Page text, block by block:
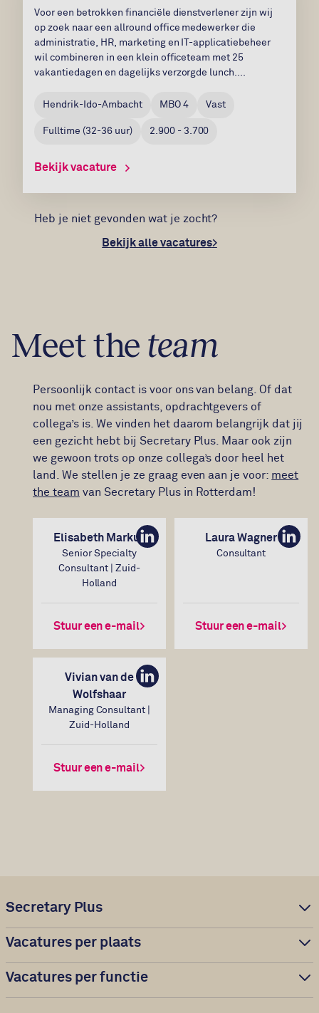
Voor een betrokken financiële dienstverlener zijn wij
op zoek naar een allround office medewerker die
administratie, HR, marketing en IT-applicatiebeheer
wil combineren in een klein officeteam met 25
vakantiedagen en dagelijks verzorgde lunch....
Hendrik-Ido-Ambacht MBO 4 Vast
Fulltime (32-36uur) 2.900 - 3.700
Bekijk vacature
Heb je niet gevonden wat je zocht?
Bekijk alle vacatures
Meet the team
Persoonlijk contact is voor ons van belang. Of dat
nou met onze assistants, opdrachtgevers of
collega’s is. We vinden het daarom belangrijk dat jij
een gezicht hebt bij Secretary Plus. Maar ook zijn
we gewoon trots op onze collega’s door heel het
land. We stellen je ze graag even aan je voor: meet
the team van Secretary Plus in Rotterdam!
LinkedIn
Elisabeth Markus
Senior Specialty
Consultant | Zuid-
Holland
Stuur een e-mail
Laura Wagner
Consultant
Stuur een e-mail
LinkedIn
Vivian van de
Wolfshaar
Managing Consultant |
Zuid-Holland
Stuur een e-mail
Secretary Plus
Vacatures per plaats
Vacatures per functie